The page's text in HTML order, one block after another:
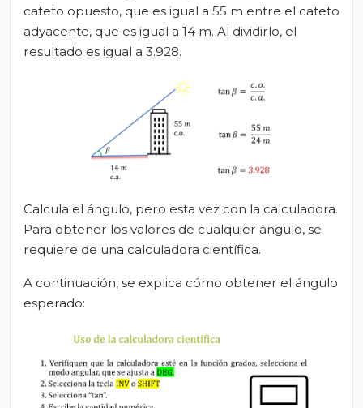
cateto opuesto, que es igual a 55 m entre el cateto
adyacente, que es igual a 14 m. Al dividirlo, el
resultado es igual a 3.928.
Calcula el ángulo, pero esta vez con la calculadora.
Para obtener los valores de cualquier ángulo, se
requiere de una calculadora científica.
A continuación, se explica cómo obtener el ángulo
esperado: